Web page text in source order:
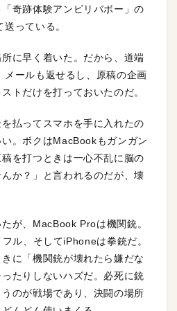
奇跡体験アンビリバボー」の
っている。
に早く着いた。だから、道端
ールも返せるし、原稿の企画
トだけを打っておいたのだ。
払ってスマホを手に入れたの
。ボクはMacBookもガンガン
を打つときは一心不乱に脳の
か？」と言われるのだが、壊
が、MacBook Proは機関銃。
ル、そしてiPhoneは拳銃だ。
に「機関銃が壊れたら嫌だな
たりしないハズだ。必死に銃
のが戦場であり、決闘の場所